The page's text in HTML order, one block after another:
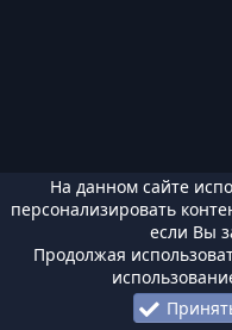
На данном сайте
персонализировать
если Вы
Продолжая